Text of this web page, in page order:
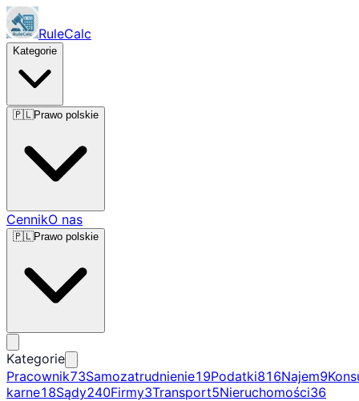
RuleCalc
Kategorie
🇵🇱Prawo polskie
CennikO nas
🇵🇱Prawo polskie
Kategorie
Pracownik73Samozatrudnienie19Podatki816Najem9
karne18Sądy240Firmy3Transport5Nieruchomości36